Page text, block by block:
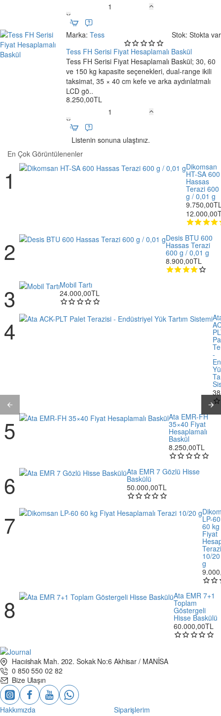
RP
LCD
35×40
M
Onaylı
Masaüstü
Baskül
Marka: Tess Stok: Stokta var
Tess FH Serisi Fiyat Hesaplamalı Baskül
Tess FH Serisi Fiyat Hesaplamalı Baskül; 30, 60
ve 150 kg kapasite seçenekleri, dual-range ikili
taksimat, 35 × 40 cm kefe ve arka aydınlatmalı
LCD gö..
8.250,00TL
FH
Serisi
Fiyat
Hesaplamalı
Baskül
Listenin sonuna ulaştınız.
En Çok Görüntülenenler
Dikomsan
HT-SA 600
Hassas
Terazi 600
g / 0,01 g
Desis BTU 600
Hassas Terazi
600 g / 0,01 g
8.900,00TL
Mobil Tartı
24.000,00TL
-
Ata EMR-FH
35×40 Fiyat
Hesaplamalı
Baskül
8.250,00TL
Ata EMR 7 Gözlü Hisse
Baskülü
50.000,00TL
LP-60
60 kg
Fiyat
Terazi
10/20
g
Ata EMR 7+1
Toplam
Göstergeli
Hisse Baskülü
60.000,00TL
Hacıishak Mah. 202. Sokak No:6 Akhisar / MANİSA
0 850 550 02 82
Bize Ulaşın
Hakkımızda
Siparişlerim